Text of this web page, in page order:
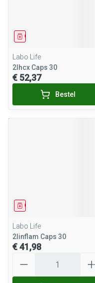
Geneesmiddel
Labo Life
2lhcx Caps 30
€ 52,37
Bestel
Geneesmiddel
Labo Life
2linflam Caps 30
€ 41,98